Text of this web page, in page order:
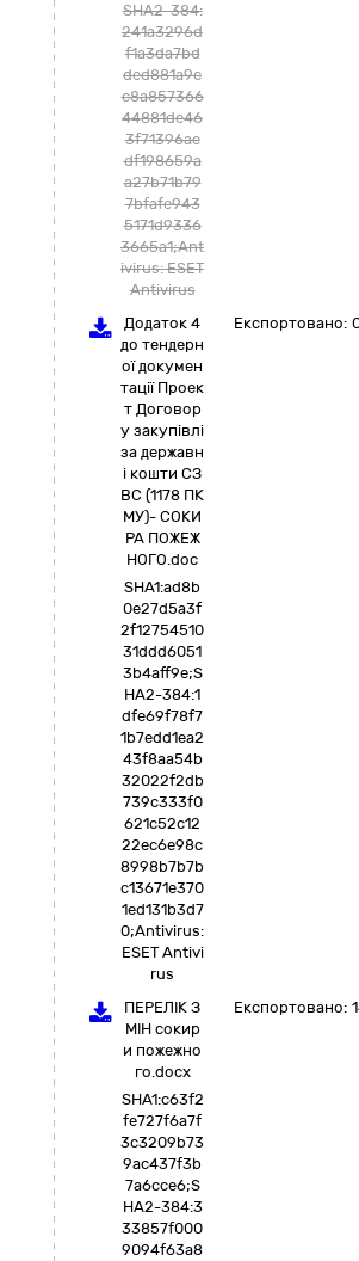
SHA2-384:
241a3296d
f1a3da7bd
ded881a9c
c8a857366
44881de46
3f71396ae
df198659a
a27b71b79
7bfafe943
5171d9336
3665a1;Ant
ivirus: ESET
Antivirus
Додаток 4
до тендерн
ої докумен
тації Проек
т Договор
у закупівлі
за державн
і кошти СЗ
ВС (1178 ПК
МУ)- СОКИ
РА ПОЖЕЖ
НОГО.doc
SHA1:ad8b
0e27d5a3f
2f12754510
31ddd6051
3b4aff9e;S
HA2-384:1
dfe69f78f7
1b7edd1ea2
43f8aa54b
32022f2db
739c333f0
621c52c12
22ec6e98c
8998b7b7b
c13671e370
1ed131b3d7
0;Antivirus:
ESET Antivi
rus
Експортовано:
ПЕРЕЛІК З
МІН сокир
и пожежно
го.docx
SHA1:c63f2
fe727f6a7f
3c3209b73
9ac437f3b
7a6cce6;S
HA2-384:3
33857f000
9094f63a8
Експортовано: